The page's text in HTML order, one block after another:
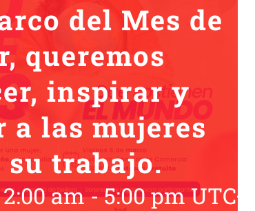
del Mes de
queremos
inspirar y
a las mujeres
su trabajo.
am-5:00 pmUTC+0